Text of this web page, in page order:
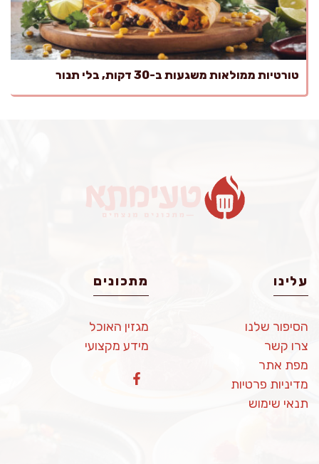
טורטיות ממולאות משגעות ב-30 דקות, בלי תנור
עלינו
הסיפור שלנו
צרו קשר
מפת אתר
מדיניות פרטיות
תנאי שימוש
מתכונים
מגזין האוכל
מידע מקצועי